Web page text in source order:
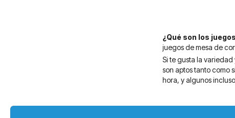
¿Qué son los
juegos de mesa de
Si te gusta la
son aptos tanto como
hora, y algunos